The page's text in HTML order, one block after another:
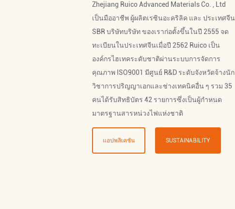
Zhejiang Ruico Advanced Materials Co. , Ltd
เป็นมืออาชีพ ผู้ผลิตเรซินอะคริลิค และ ประเทศจีน
SBR บริษัทบริษัท ของเราก่อตั้งขึ้นในปี 2555 จด
ทะเบียนในประเทศจีนเมื่อปี 2562 Ruico เป็น
องค์กรไฮเทคระดับชาติผ่านระบบการจัดการ
คุณภาพ ISO9001 มีศูนย์ R&D ระดับจังหวัดจ้างนัก
วิชาการปริญญาเอกและช่างเทคนิคอื่น ๆ รวม 35
คนได้รับสิทธิบัตร 42 รายการซึ่งเป็นผู้กำหนด
มาตรฐานสารหน่วงไฟแห่งชาติ
แอปพลิเคชัน SUSTAINABILITY